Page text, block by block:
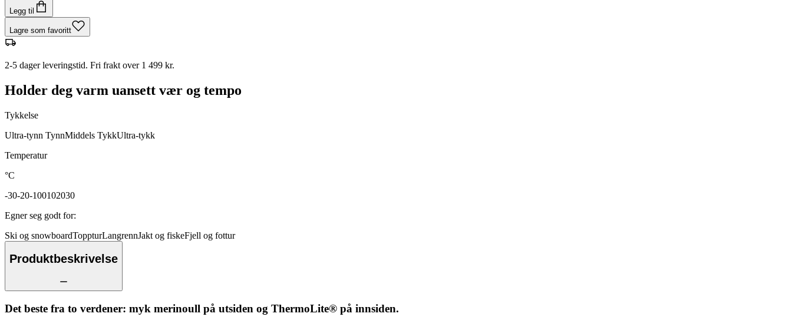
Legg til
Lagre som favoritt
2-5 dager leveringstid. Fri frakt over 1 499 kr.
Holder deg varm uansett vær og tempo
Tykkelse
Ultra-tynn TynnMiddels TykkUltra-tykk
Temperatur
°C
-30-20-100102030
Egner seg godt for:
Ski og snowboardToppturLangrennJakt og fiskeFjell og fottur
Produktbeskrivelse
Det beste fra to verdener: myk merinoull på utsiden og ThermoLite® på innsiden.